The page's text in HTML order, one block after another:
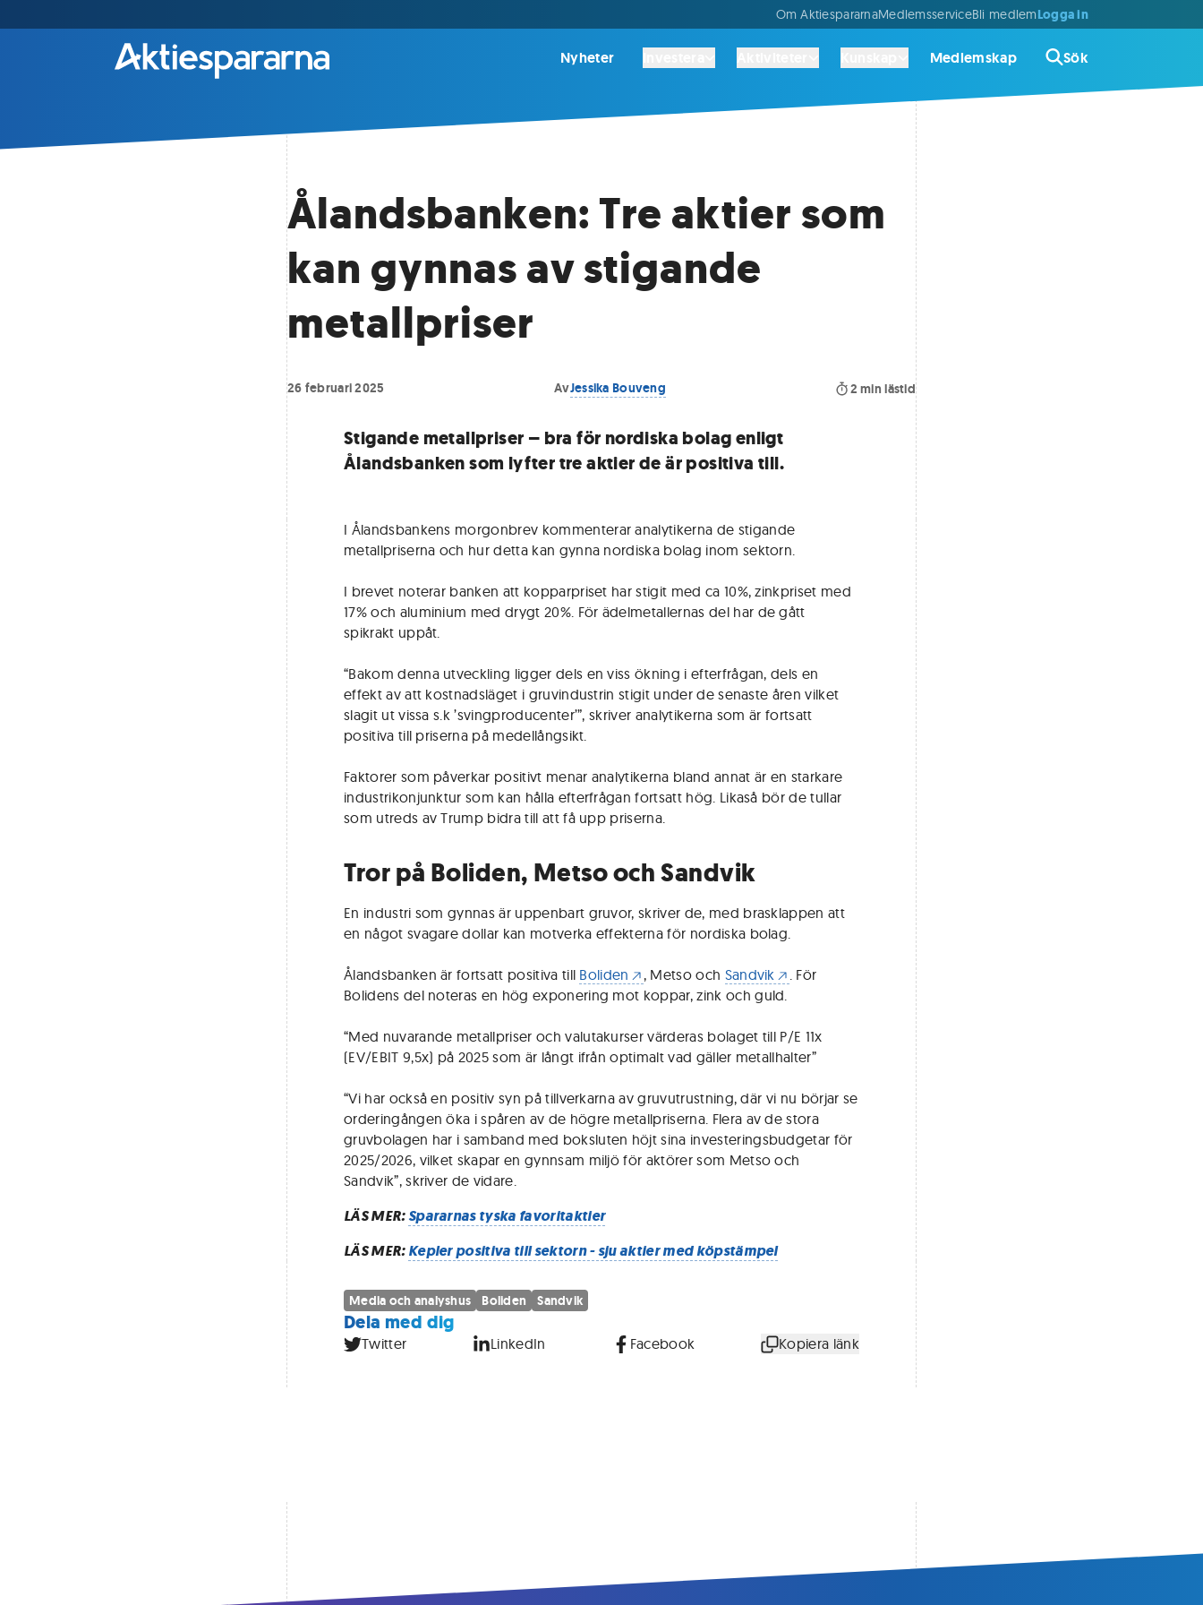
Om AktiespararnaMedlemsserviceBli medlemLogga in
Nyheter Medlemskap Sök
Ålandsbanken: Tre aktier som
kan gynnas av stigande
metallpriser
26 februari 2025 AvJessika Bouveng 2 min lästid
Stigande metallpriser – bra för nordiska bolag enligt
Ålandsbanken som lyfter tre aktier de är positiva till.
I Ålandsbankens morgonbrev kommenterar analytikerna de stigande
metallpriserna och hur detta kan gynna nordiska bolag inom sektorn.
I brevet noterar banken att kopparpriset har stigit med ca 10%, zinkpriset med
17% och aluminium med drygt 20%. För ädelmetallernas del har de gått
spikrakt uppåt.
“Bakom denna utveckling ligger dels en viss ökning i efterfrågan, dels en
effekt av att kostnadsläget i gruvindustrin stigit under de senaste åren vilket
slagit ut vissa s.k ’svingproducenter’”, skriver analytikerna som är fortsatt
positiva till priserna på medellångsikt.
Faktorer som påverkar positivt menar analytikerna bland annat är en starkare
industrikonjunktur som kan hålla efterfrågan fortsatt hög. Likaså bör de tullar
som utreds av Trump bidra till att få upp priserna.
Tror på Boliden, Metso och Sandvik
En industri som gynnas är uppenbart gruvor, skriver de, med brasklappen att
en något svagare dollar kan motverka effekterna för nordiska bolag.
Ålandsbanken är fortsatt positiva till Boliden , Metso och Sandvik
. För
Bolidens del noteras en hög exponering mot koppar, zink och guld.
“Med nuvarande metallpriser och valutakurser värderas bolaget till P/E 11x
(EV/EBIT 9,5x) på 2025 som är långt ifrån optimalt vad gäller metallhalter”
“Vi har också en positiv syn på tillverkarna av gruvutrustning, där vi nu börjar se
orderingången öka i spåren av de högre metallpriserna. Flera av de stora
gruvbolagen har i samband med boksluten höjt sina investeringsbudgetar för
2025/2026, vilket skapar en gynnsam miljö för aktörer som Metso och
Sandvik”, skriver de vidare.
LÄS MER:Spararnas tyska favoritaktier
LÄS MER:Kepler positiva till sektorn - sju aktier med köpstämpel
Media och analyshus Boliden Sandvik
Dela med dig
Twitter LinkedIn Facebook Kopiera länk